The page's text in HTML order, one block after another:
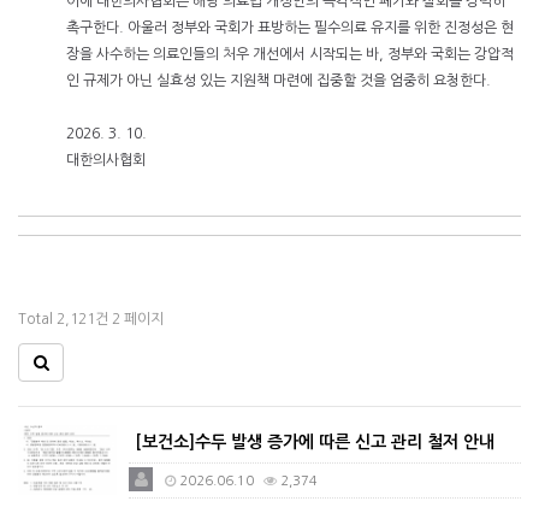
촉구한다. 아울러 정부와 국회가 표방하는 필수의료 유지를 위한 진정성은 현
장을 사수하는 의료인들의 처우 개선에서 시작되는 바, 정부와 국회는 강압적
인 규제가 아닌 실효성 있는 지원책 마련에 집중할 것을 엄중히 요청한다.
2026. 3. 10.
대한의사협회
Total 2,121건 2 페이지
[보건소]수두 발생 증가에 따른 신고 관리 철저 안내
2026.06.10 2,374